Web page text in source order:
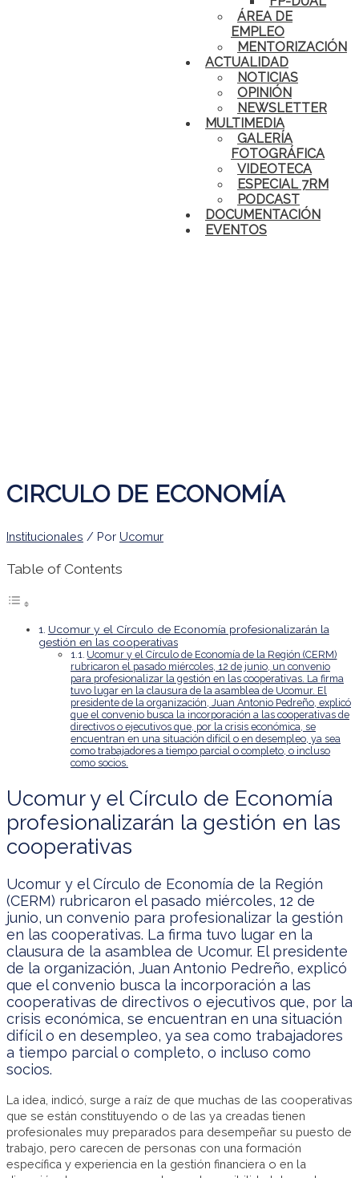
ÁREA DE
EMPLEO
MENTORIZACIÓN
ACTUALIDAD
NOTICIAS
OPINIÓN
NEWSLETTER
MULTIMEDIA
GALERÍA
FOTOGRÁFICA
VIDEOTECA
ESPECIAL 7RM
PODCAST
DOCUMENTACIÓN
EVENTOS
CIRCULO DE ECONOMÍA
Institucionales / Por Ucomur
Table of Contents
Ucomur y el Círculo de Economía profesionalizarán la
gestión en las cooperativas
Ucomur y el Círculo de Economía de la Región (CERM)
rubricaron el pasado miércoles, 12 de junio, un convenio
para profesionalizar la gestión en las cooperativas. La firma
tuvo lugar en la clausura de la asamblea de Ucomur. El
presidente de la organización, Juan Antonio Pedreño, explicó
que el convenio busca la incorporación a las cooperativas de
directivos o ejecutivos que, por la crisis económica, se
encuentran en una situación difícil o en desempleo, ya sea
como trabajadores a tiempo parcial o completo, o incluso
como socios.
Ucomur y el Círculo de Economía
profesionalizarán la gestión en las
cooperativas
Ucomur y el Círculo de Economía de la Región
(CERM) rubricaron el pasado miércoles, 12 de
junio, un convenio para profesionalizar la gestión
en las cooperativas. La firma tuvo lugar en la
clausura de la asamblea de Ucomur. El presidente
de la organización, Juan Antonio Pedreño, explicó
que el convenio busca la incorporación a las
cooperativas de directivos o ejecutivos que, por la
crisis económica, se encuentran en una situación
difícil o en desempleo, ya sea como trabajadores
a tiempo parcial o completo, o incluso como
socios.
La idea, indicó, surge a raíz de que muchas de las cooperativas
que se están constituyendo o de las ya creadas tienen
profesionales muy preparados para desempeñar su puesto de
trabajo, pero carecen de personas con una formación
específica y experiencia en la gestión financiera o en la